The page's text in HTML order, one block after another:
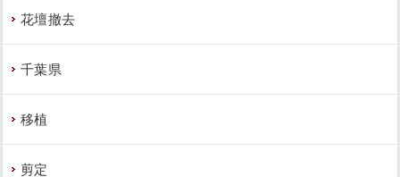
花壇撤去
千葉県
移植
剪定